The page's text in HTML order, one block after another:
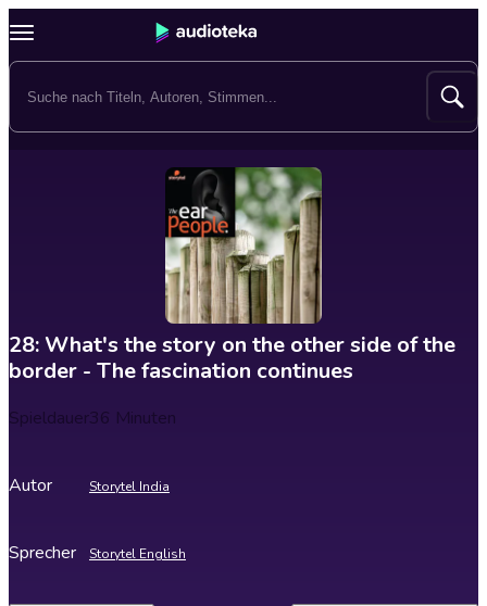
28: What's the story on the other side of the
border - The fascination continues
Spieldauer36 Minuten
Autor Storytel India
Sprecher Storytel English